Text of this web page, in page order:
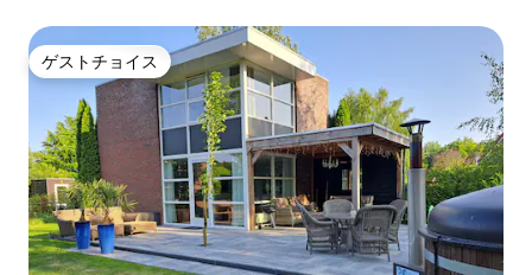
ゲストチョイス
ゲストチョイス